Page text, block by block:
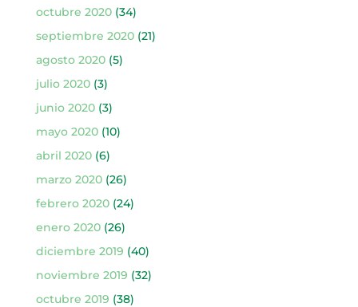
octubre 2020(34)
septiembre 2020(21)
agosto 2020(5)
julio 2020(3)
junio 2020(3)
mayo 2020(10)
abril 2020(6)
marzo 2020(26)
febrero 2020(24)
enero 2020(26)
diciembre 2019 (40)
noviembre 2019 (32)
octubre 2019 (38)